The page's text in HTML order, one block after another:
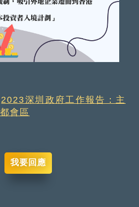
2023深圳政府工作報告：主
會區
我要回應